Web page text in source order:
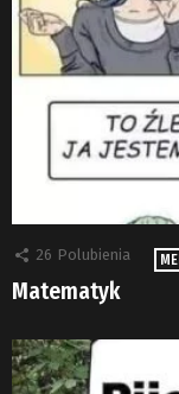
26 Polubienia
Matematyk